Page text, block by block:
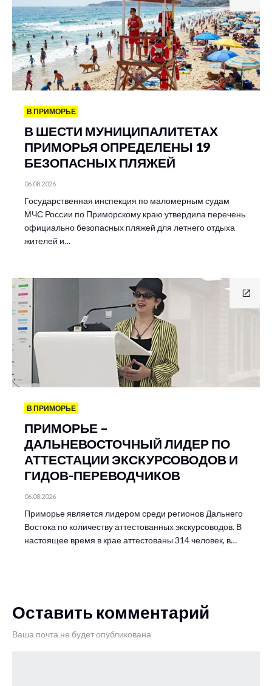
В ПРИМОРЬЕ
В ШЕСТИ МУНИЦИПАЛИТЕТАХ
ПРИМОРЬЯ ОПРЕДЕЛЕНЫ 19
БЕЗОПАСНЫХ ПЛЯЖЕЙ
06.08.2026
Государственная инспекция по маломерным судам
МЧС России по Приморскому краю утвердила перечень
официально безопасных пляжей для летнего отдыха
жителей и…
В ПРИМОРЬЕ
ПРИМОРЬЕ –
ДАЛЬНЕВОСТОЧНЫЙ ЛИДЕР ПО
АТТЕСТАЦИИ ЭКСКУРСОВОДОВ И
ГИДОВ-ПЕРЕВОДЧИКОВ
06.08.2026
Приморье является лидером среди регионов Дальнего
Востока по количеству аттестованных экскурсоводов. В
настоящее время в крае аттестованы 314 человек, в…
Оставить комментарий
Ваша почта не будет опубликована